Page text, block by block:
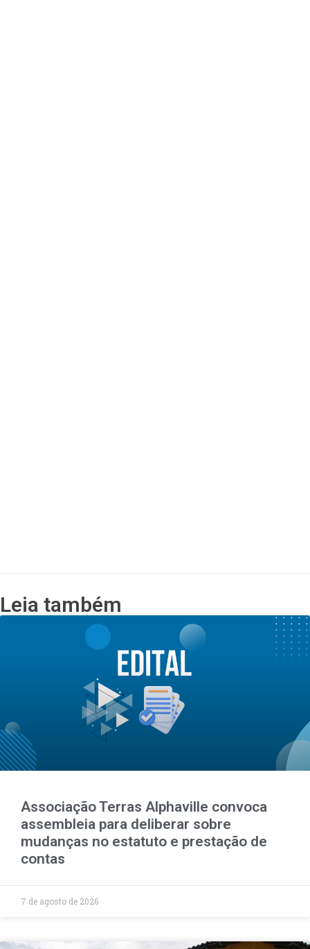
Leia também
Associação Terras Alphaville convoca
assembleia para deliberar sobre
mudanças no estatuto e prestação de
contas
7 de agosto de 2026